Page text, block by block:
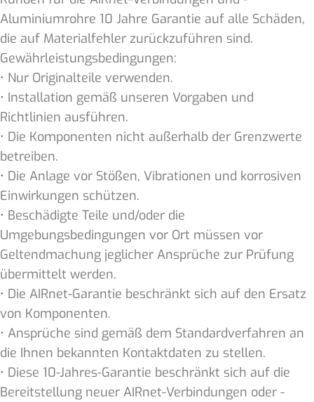
Aluminiumrohre 10 Jahre Garantie auf alle Schäden,
die auf Materialfehler zurückzuführen sind.
Gewährleistungsbedingungen:
• Nur Originalteile verwenden.
• Installation gemäß unseren Vorgaben und
Richtlinien ausführen.
• Die Komponenten nicht außerhalb der Grenzwerte
betreiben.
• Die Anlage vor Stößen, Vibrationen und korrosiven
Einwirkungen schützen.
• Beschädigte Teile und/oder die
Umgebungsbedingungen vor Ort müssen vor
Geltendmachung jeglicher Ansprüche zur Prüfung
übermittelt werden.
• Die AIRnet-Garantie beschränkt sich auf den Ersatz
von Komponenten.
• Ansprüche sind gemäß dem Standardverfahren an
die Ihnen bekannten Kontaktdaten zu stellen.
• Diese 10-Jahres-Garantie beschränkt sich auf die
Bereitstellung neuer AIRnet-Verbindungen oder -